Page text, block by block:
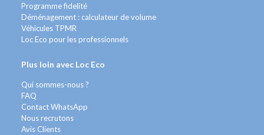
Programme fidelité
Déménagement : calculateur de volume
Véhicules TPMR
Loc Eco pour les professionnels
Plus loin avec Loc Eco
Qui sommes-nous ?
FAQ
Contact WhatsApp
Nous recrutons
Avis Clients